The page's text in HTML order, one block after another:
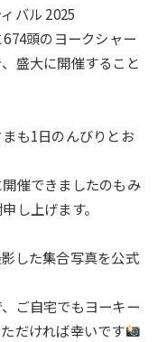
バル 2025
頭のヨークシャー
盛大に開催すること
も1日のんびりとお
催できましたのもみ
し上げます。
した集合写真を公式
ご自宅でもヨーキー
だければ幸いです